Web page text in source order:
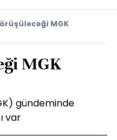
MGK
MGK
gündeminde
var